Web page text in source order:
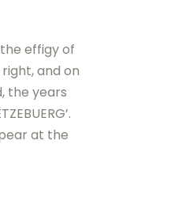
effigy of
and on
the years
at the